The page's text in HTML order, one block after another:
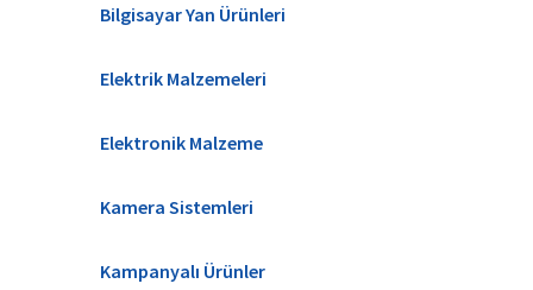
Bilgisayar Yan Ürünleri
Elektrik Malzemeleri
Elektronik Malzeme
Kamera Sistemleri
Kampanyalı Ürünler